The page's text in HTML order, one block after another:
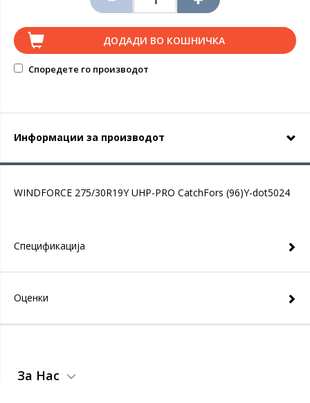
ДОДАДИ ВО КОШНИЧКА
Споредете го производот
Информации за производот
WINDFORCE 275/30R19Y UHP-PRO CatchFors (96)Y-dot5024
Спецификација
Оценки
За Нас